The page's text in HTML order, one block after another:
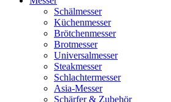
Schälmesser
Küchenmesser
Brötchenmesser
Brotmesser
Universalmesser
Steakmesser
Schlachtermesser
Asia-Messer
Schärfer & Zubehör